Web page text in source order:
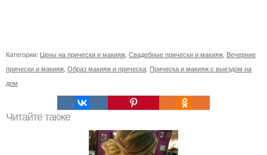
Категории: Цены на прически и макияж Свадебные прически и макияж Вечерние
прически и макияж Образ макияж и прическа Прическа и макияж с выездом на
дом
Читайте также